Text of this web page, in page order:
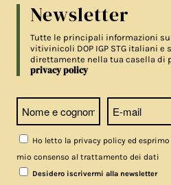
Newsletter
Tutte le principali informazioni
vitivinicoli DOP IGP STG italiani
direttamente nella tua casella di
privacy policy
Ho letto la privacy policy ed
mio consenso al trattamento dei dati
Desidero iscrivermi alla newsletter